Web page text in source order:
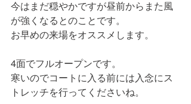
今はまだ穏やかですが昼前からまた風
が強くなるとのことです。
お早めの来場をオススメします。
4面でフルオープンです。
寒いのでコートに入る前には入念にス
トレッチを行ってくださいね。